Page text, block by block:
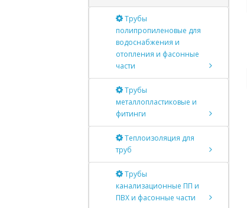
Трубы
полипропиленовые для
водоснабжения и
отопления и фасонные
части
Трубы
металлопластиковые и
фитинги
Теплоизоляция для
труб
Трубы
канализационные ПП и
ПВХ и фасонные части